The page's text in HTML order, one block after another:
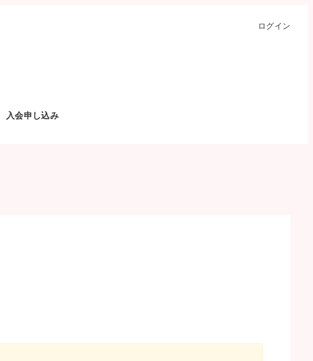
ログイン
入会申し込み